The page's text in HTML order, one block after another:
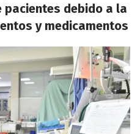
pacientes debido a la
y medicamentos